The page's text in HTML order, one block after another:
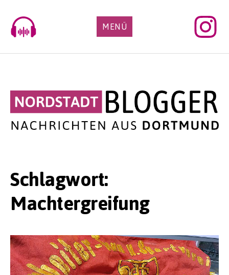
content
MENÜ
Schlagwort:
Machtergreifung